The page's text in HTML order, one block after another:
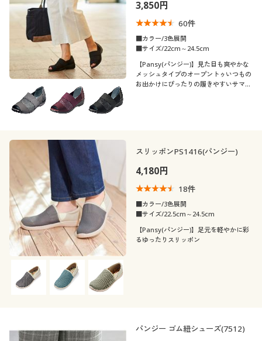
3,850円
60件
■カラー/3色展開
■サイズ/22cm～24.5cm
【Pansy(パンジー)】見た目も爽やかな
メッシュタイプのオープントゥいつもの
お出かけにぴったりの履きやすいサマー
スリッポンPS1416(パンジー)
4,180円
18件
■カラー/3色展開
■サイズ/22.5cm～24.5cm
【Pansy(パンジー)】足元を軽やかに彩
るゆったりスリッポン
パンジー ゴム紐シューズ(7512)